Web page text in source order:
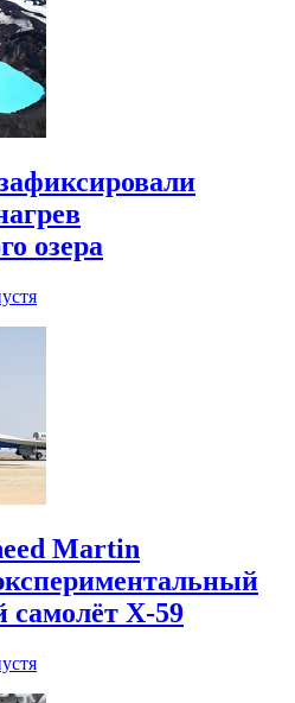
озера
Martin
самолёт X-59